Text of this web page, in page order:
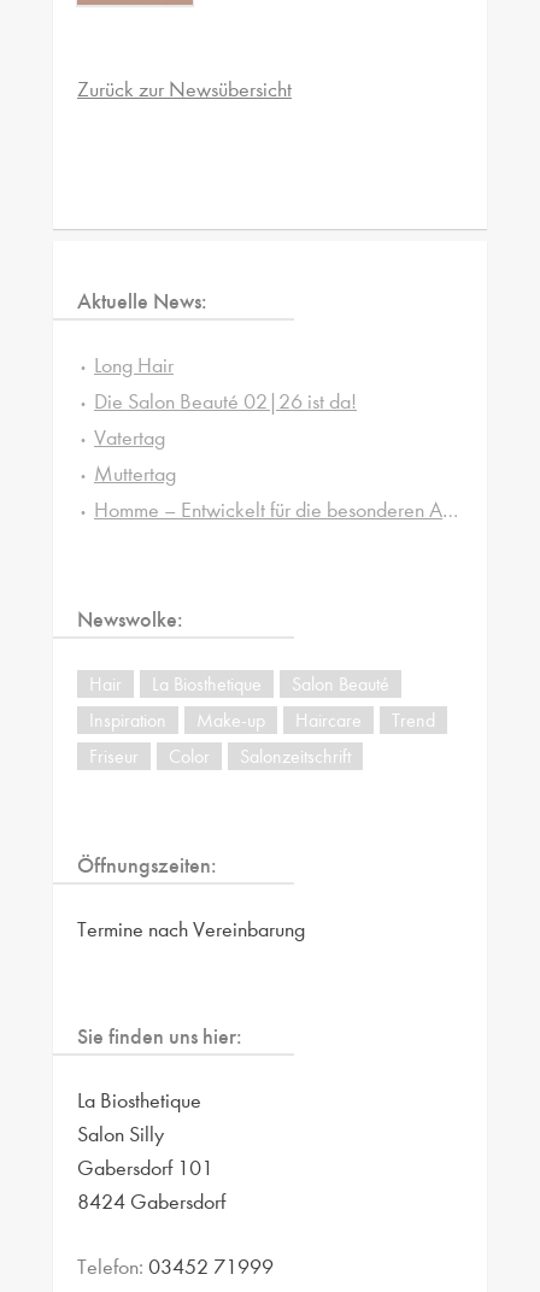
Zurück zur Newsübersicht
Aktuelle News:
Long Hair
Die Salon Beauté 02|26 ist da!
Vatertag
Muttertag
Homme – Entwickelt für die besonderen Ansprüche von Männerhaut und -haar
Newswolke:
Hair La Biosthetique
Salon Beauté
Inspiration
Make-up Haircare
Trend
Friseur
Color Salonzeitschrift
Öffnungszeiten:
Termine nach Vereinbarung
Sie finden uns hier:
La Biosthetique
Salon Silly
Gabersdorf 101
8424 Gabersdorf
Telefon: 03452 71999